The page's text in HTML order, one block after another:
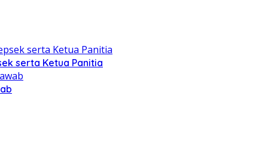
serta Ketua Panitia